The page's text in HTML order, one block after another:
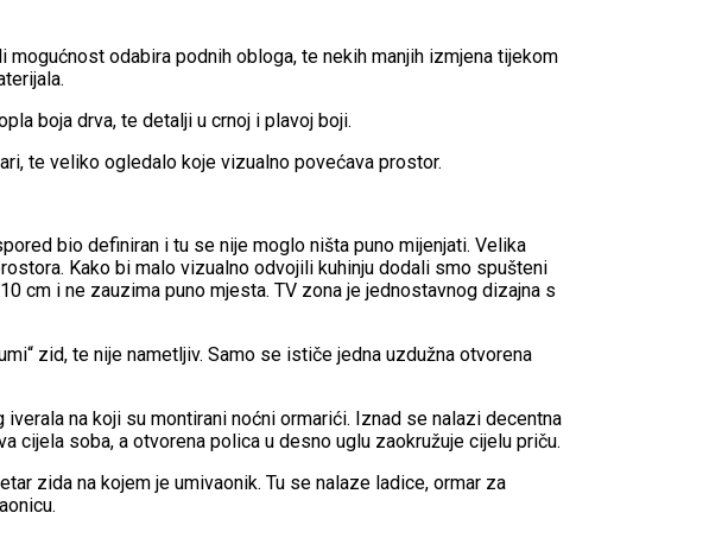
odabira podnih obloga, te nekih manjih izmjena tijekom
boja drva, te detalji u crnoj i plavoj boji.
te veliko ogledalo koje vizualno povećava prostor.
bio definiran i tu se nije moglo ništa puno mijenjati. Velika
Kako bi malo vizualno odvojili kuhinju dodali smo spušteni
cm i ne zauzima puno mjesta. TV zona je jednostavnog dizajna s
zid, te nije nametljiv. Samo se ističe jedna uzdužna otvorena
na koji su montirani noćni ormarići. Iznad se nalazi decentna
soba, a otvorena polica u desno uglu zaokružuje cijelu priču.
zida na kojem je umivaonik. Tu se nalaze ladice, ormar za